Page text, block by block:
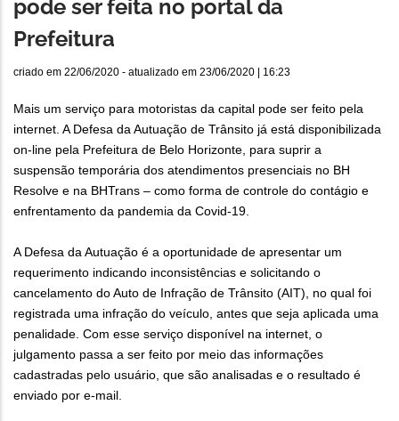
pode ser feita no portal da
Prefeitura
criado em 22/06/2020 - atualizado em 23/06/2020 | 16:23
Mais um serviço para motoristas da capital pode ser feito pela
internet. A Defesa da Autuação de Trânsito já está disponibilizada
on-line pela Prefeitura de Belo Horizonte, para suprir a
suspensão temporária dos atendimentos presenciais no BH
Resolve e na BHTrans – como forma de controle do contágio e
enfrentamento da pandemia da Covid-19.
A Defesa da Autuação é a oportunidade de apresentar um
requerimento indicando inconsistências e solicitando o
cancelamento do Auto de Infração de Trânsito (AIT), no qual foi
registrada uma infração do veículo, antes que seja aplicada uma
penalidade. Com esse serviço disponível na internet, o
julgamento passa a ser feito por meio das informações
cadastradas pelo usuário, que são analisadas e o resultado é
enviado por e-mail.